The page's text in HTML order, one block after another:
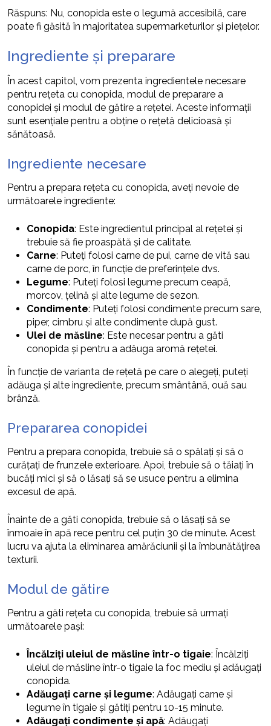
Răspuns: Nu, conopida este o legumă accesibilă, care
poate fi găsită în majoritatea supermarketurilor și piețelor.
Ingrediente și preparare
În acest capitol, vom prezenta ingredientele necesare
pentru rețeta cu conopida, modul de preparare a
conopidei și modul de gătire a rețetei. Aceste informații
sunt esențiale pentru a obține o rețetă delicioasă și
sănătoasă.
Ingrediente necesare
Pentru a prepara rețeta cu conopida, aveți nevoie de
următoarele ingrediente:
Conopida: Este ingredientul principal al rețetei și
trebuie să fie proaspătă și de calitate.
Carne: Puteți folosi carne de pui, carne de vită sau
carne de porc, în funcție de preferințele dvs.
Legume: Puteți folosi legume precum ceapă,
morcov, țelină și alte legume de sezon.
Condimente: Puteți folosi condimente precum sare,
piper, cimbru și alte condimente după gust.
Ulei de măsline: Este necesar pentru a găti
conopida și pentru a adăuga aromă rețetei.
În funcție de varianta de rețetă pe care o alegeți, puteți
adăuga și alte ingrediente, precum smântână, ouă sau
brânză.
Prepararea conopidei
Pentru a prepara conopida, trebuie să o spălați și să o
curățați de frunzele exterioare. Apoi, trebuie să o tăiați în
bucăți mici și să o lăsați să se usuce pentru a elimina
excesul de apă.
Înainte de a găti conopida, trebuie să o lăsați să se
înmoaie în apă rece pentru cel puțin 30 de minute. Acest
lucru va ajuta la eliminarea amărăciunii și la îmbunătățirea
texturii.
Modul de gătire
Pentru a găti rețeta cu conopida, trebuie să urmați
următoarele pași:
Încălziți uleiul de măsline într-o tigaie: Încălziți
uleiul de măsline într-o tigaie la foc mediu și adăugați
conopida.
Adăugați carne și legume: Adăugați carne și
legume în tigaie și gătiți pentru 10-15 minute.
Adăugați condimente și apă: Adăugați